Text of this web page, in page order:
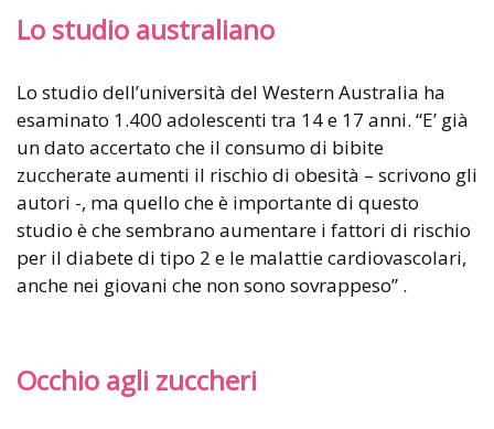
Lo studio australiano
Lo studio dell’università del Western Australia ha
esaminato 1.400 adolescenti tra 14 e 17 anni. “E’ già
un dato accertato che il consumo di bibite
zuccherate aumenti il rischio di obesità – scrivono gli
autori -, ma quello che è importante di questo
studio è che sembrano aumentare i fattori di rischio
per il diabete di tipo 2 e le malattie cardiovascolari,
anche nei giovani che non sono sovrappeso” .
Occhio agli zuccheri